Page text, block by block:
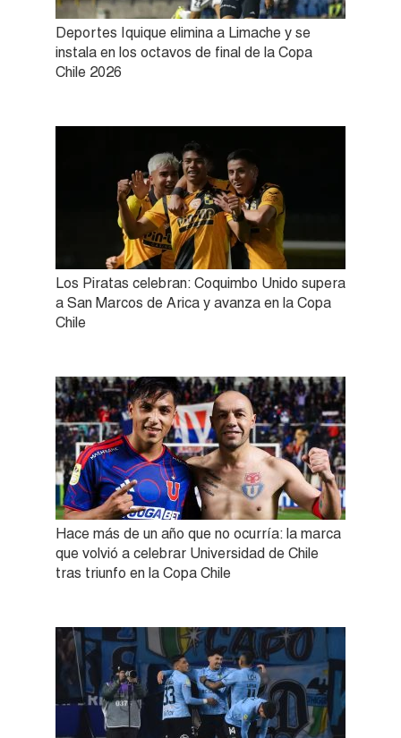
Deportes Iquique elimina a Limache y se
instala en los octavos de final de la Copa
Chile 2026
Los Piratas celebran: Coquimbo Unido supera
a San Marcos de Arica y avanza en la Copa
Chile
Hace más de un año que no ocurría: la marca
que volvió a celebrar Universidad de Chile
tras triunfo en la Copa Chile